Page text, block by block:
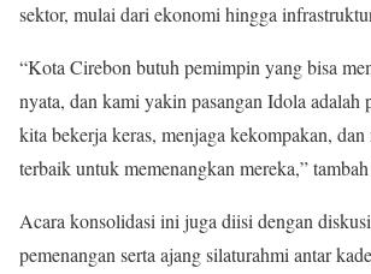
sektor, mulai dari ekonomi hingga
“Kota Cirebon butuh pemimpin yang bisa
nyata, dan kami yakin pasangan Idola
kita bekerja keras, menjaga kekompakan,
terbaik untuk memenangkan mereka,”
Acara konsolidasi ini juga diisi dengan
pemenangan serta ajang silaturahmi antar